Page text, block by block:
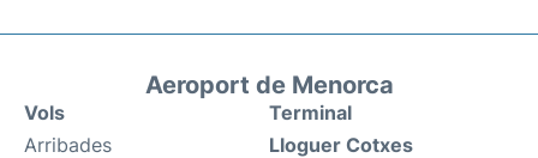
Aeroport de Menorca
Vols
Arribades
Terminal
Lloguer Cotxes